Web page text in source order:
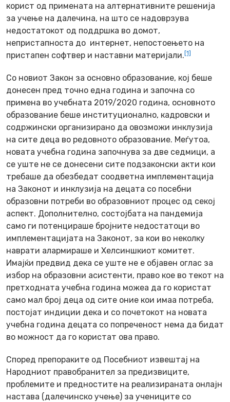
корист од примената на алтернативните решенија
за учење на далечина, на што се надоврзува
недостатокот од поддршка во домот,
непристапноста до интернет, непостоењето на
пристапен софтвер и наставни материјали. [1]
Со новиот Закон за основно образование, кој беше
донесен пред точно една година и започна со
примена во учебната 2019/2020 година, основното
образование беше институционално, кадровски и
содржински организирано да овозможи инклузија
на сите деца во редовното образование. Меѓутоа,
новата учебна година започнува за две седмици, а
се уште не се донесени сите подзаконски акти кои
требаше да обезбедат соодветна имплементација
на Законот и инклузија на децата со посебни
образовни потреби во образовниот процес од секој
аспект. Дополнително, состојбата на пандемија
само ги потенцираше бројните недостатоци во
имплементацијата на Законот, за кои во неколку
наврати алармираше и Хелсиншкиот комитет.
Имајќи предвид дека се уште не е објавен оглас за
избор на образовни асистенти, право кое во текот на
претходната учебна година можеа да го користат
само мал број деца од сите оние кои имаа потреба,
постојат индиции дека и со почетокот на новата
учебна година децата со попреченост нема да бидат
во можност да го користат ова право.
Според препораките од Посебниот извештај на
Народниот правобранител за предизвиците,
проблемите и предностите на реализираната онлајн
настава (далечинско учење) за учениците со